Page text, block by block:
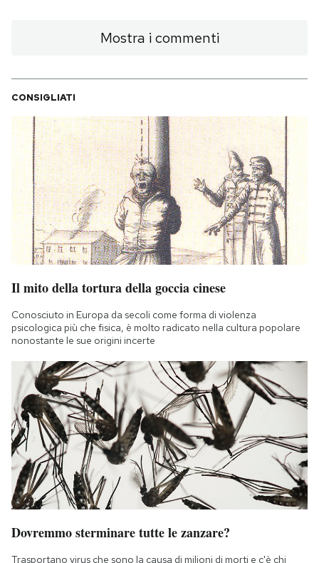
Mostra i commenti
CONSIGLIATI
Il mito della tortura della goccia cinese
Conosciuto in Europa da secoli come forma di violenza
psicologica più che fisica, è molto radicato nella cultura popolare
nonostante le sue origini incerte
Dovremmo sterminare tutte le zanzare?
Trasportano virus che sono la causa di milioni di morti e c'è chi